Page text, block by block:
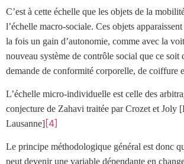
C’est à cette échelle que les objets de la
l’échelle macro-sociale. Ces objets
la fois un gain d’autonomie, comme avec la
nouveau système de contrôle social que ce
demande de conformité corporelle, de coiffure
L’échelle micro-individuelle est celle des
conjecture de Zahavi traitée par Crozet et Joly
Lausanne][4]
Le principe méthodologique général est donc
peut devenir une variable dépendante en